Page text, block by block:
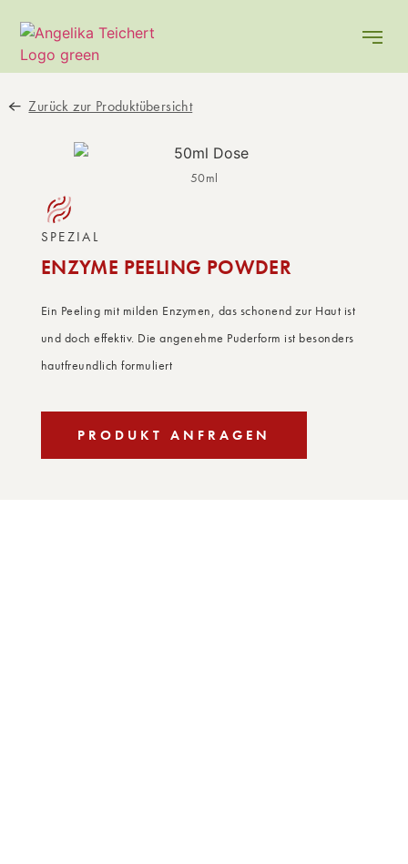
Zurück zur Produktübersicht
SPEZIAL
ENZYME PEELING POWDER
Ein Peeling mit milden Enzymen, das schonend zur Haut ist
und doch effektiv. Die angenehme Puderform ist besonders
hautfreundlich formuliert
PRODUKT ANFRAGEN
50ml